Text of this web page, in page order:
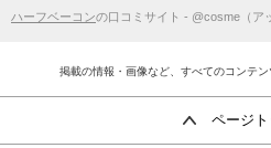
ハーフベーコンの口コミサイト - @cosme（ア
掲載の情報・画像など、すべてのコンテン
ページ